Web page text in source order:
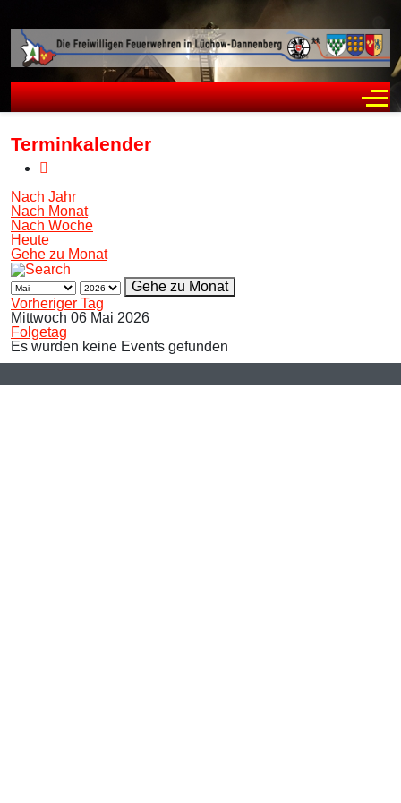
Terminkalender
Nach Jahr
Nach Monat
Nach Woche
Heute
Gehe zu Monat
Gehe zu Monat
Vorheriger Tag
Mittwoch 06 Mai 2026
Folgetag
Es wurden keine Events gefunden